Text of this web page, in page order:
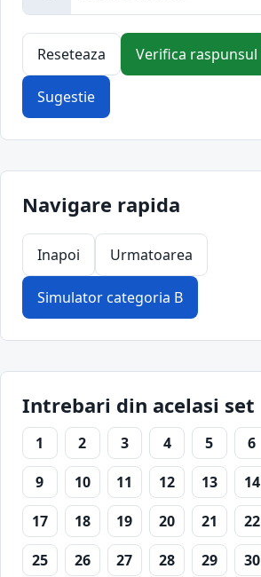
Reseteaza Verifica raspunsul
Sugestie
Navigare rapida
Inapoi Urmatoarea
Simulator categoria B
Intrebari din acelasi set
1 2 3 4 5 6
9
10 11 12 13 14
17
18 19 20 21 22
25
26 27 28 29 30